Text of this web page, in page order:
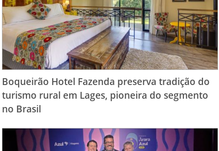
Boqueirão Hotel Fazenda preserva tradição do
turismo rural em Lages, pioneira do segmento
no Brasil